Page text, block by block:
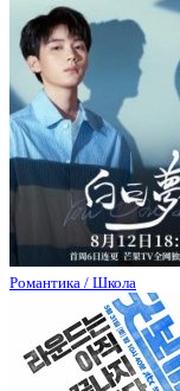
Романтика / Школа